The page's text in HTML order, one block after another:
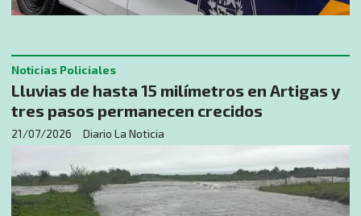
Lluvias de hasta 15 milímetros en Artigas y
tres pasos permanecen crecidos
Diario La Noticia
Noticias Policiales
21/07/2026